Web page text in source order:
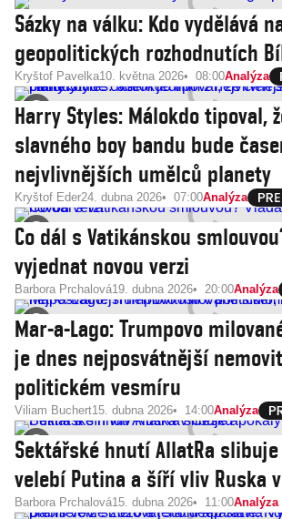
Sázky na válku: Kdo vydělává
geopolitických rozhodnutích
Kryštof Pavelka10. května 2026 08:00Analýza
Harry Styles: Málokdo tipoval,
slavného boy bandu bude
nejvlivnějších umělců planety
Kryštof Eder24. dubna 2026 07:00Analýza
Co dál s Vatikánskou
vyjednat novou verzi
Barbora Prchalová19. dubna 2026 20:00Analýza
Mar-a-Lago: Trumpovo
je dnes nejposvátnější
politickém vesmíru
Viliam Buchert15. dubna 2026 14:00Analýza
Sektářské hnutí AllatRa
velebí Putina a šíří vliv Ruska
Barbora Prchalová15. dubna 2026 11:00Analýza